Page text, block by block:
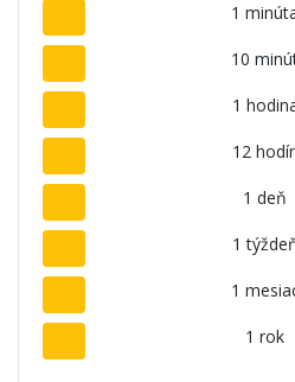
1
10
1
12
1 deň
1
1
1 rok